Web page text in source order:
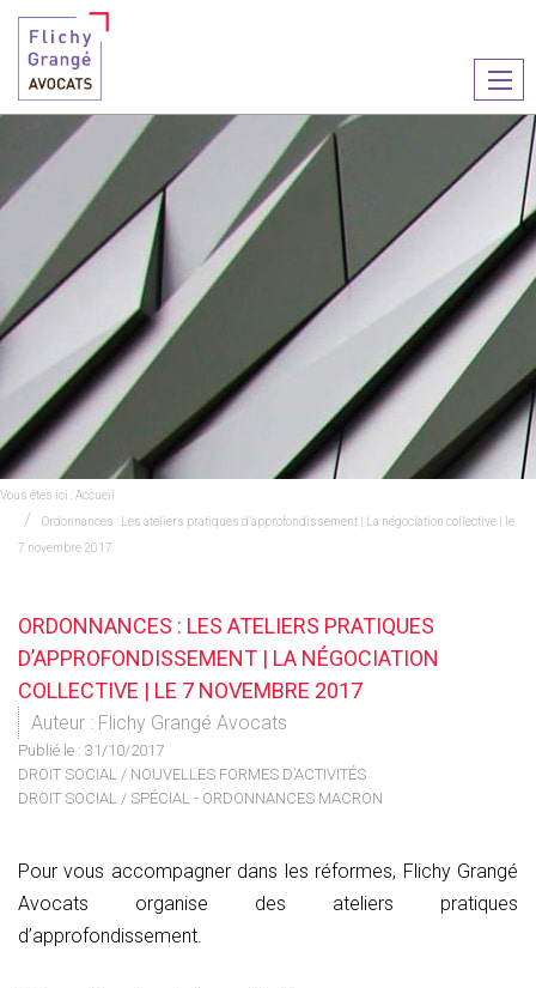
le
Vous êtes ici :Accueil
Ordonnances : Les ateliers pratiques d’approfondissement | La négociation collective | le
7 novembre 2017
ORDONNANCES : LES ATELIERS PRATIQUES
D’APPROFONDISSEMENT | LA NÉGOCIATION
COLLECTIVE | LE 7 NOVEMBRE 2017
Auteur : Flichy Grangé Avocats
Publié le : 31/10/2017
DROIT SOCIAL / NOUVELLES FORMES D’ACTIVITÉS
DROIT SOCIAL / SPÉCIAL - ORDONNANCES MACRON
Pour vous accompagner dans les réformes, Flichy Grangé
Avocats organise des ateliers pratiques
d’approfondissement.